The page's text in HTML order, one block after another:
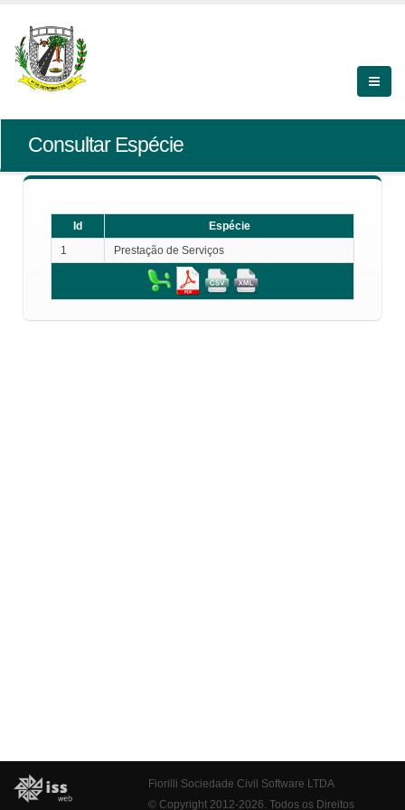
Consultar Espécie
Id
Espécie
1
Prestação de Serviços
Fiorilli Sociedade Civil Software LTDA
© Copyright 2012-2026. Todos os Direitos